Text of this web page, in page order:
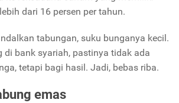
dari 16 persen per tahun.
tabungan, suku bunganya kecil.
di bank syariah, pastinya tidak ada
tetapi bagi hasil. Jadi, bebas riba.
emas